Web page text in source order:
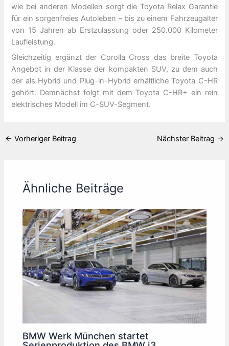
wie bei anderen Modellen sorgt die Toyota Relax Garantie
für ein sorgenfreies Autoleben – bis zu einem Fahrzeugalter
von 15 Jahren ab Erstzulassung oder 250.000 Kilometer
Laufleistung.
Gleichzeitig ergänzt der Corolla Cross das breite Toyota
Angebot in der Klasse der kompakten SUV, zu dem auch
der als Hybrid und Plug-in-Hybrid erhältliche Toyota C-HR
gehört. Demnächst folgt mit dem Toyota C-HR+ ein rein
elektrisches Modell im C-SUV-Segment.
← Vorheriger Beitrag Nächster Beitrag →
Ähnliche Beiträge
BMW Werk München startet